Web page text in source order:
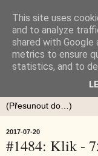
2017-07-20
#1484: Klik -
This site uses
and to analyze
shared with
metrics to ensure
statistics, and to